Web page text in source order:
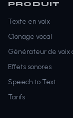
PRODUIT
Texte en voix
Clonage vocal
Générateur de voix
Effets sonores
Speech to Text
Tarifs